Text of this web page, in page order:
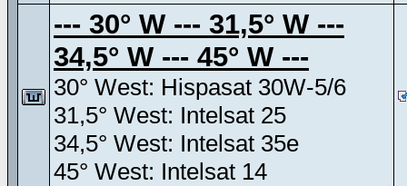
--- 30° W --- 31,5° W ---
34,5° W --- 45° W ---
30° West: Hispasat 30W-5/6
31,5° West: Intelsat 25
34,5° West: Intelsat 35e
45° West: Intelsat 14